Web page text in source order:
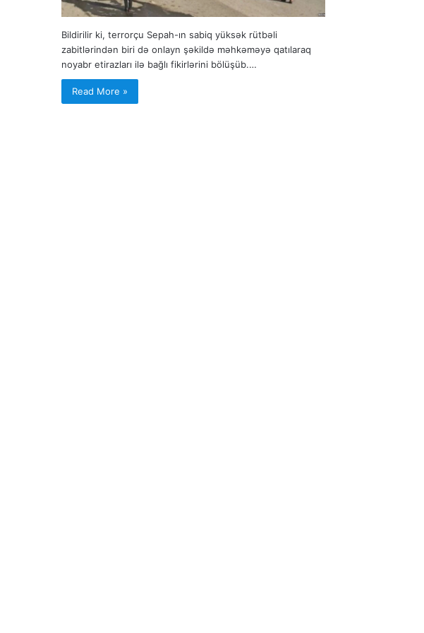
Bildirilir ki, terrorçu Sepah-ın sabiq yüksək rütbəli
zabitlərindən biri də onlayn şəkildə məhkəməyə qatılaraq
noyabr etirazları ilə bağlı fikirlərini bölüşüb.…
Read More »